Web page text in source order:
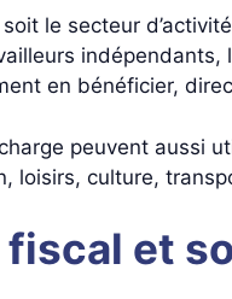
le secteur
en bénéficier,
peuvent aussi
loisirs, culture,
et